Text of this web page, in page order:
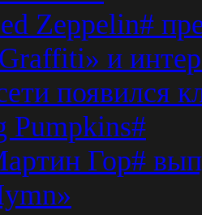
Zeppelin#
и
появился
Pumpkins#
Гор#